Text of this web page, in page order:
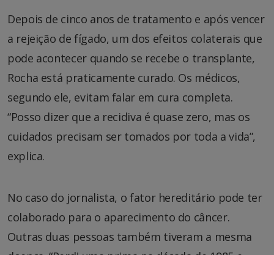
Depois de cinco anos de tratamento e após vencer
a rejeição de fígado, um dos efeitos colaterais que
pode acontecer quando se recebe o transplante,
Rocha está praticamente curado. Os médicos,
segundo ele, evitam falar em cura completa.
“Posso dizer que a recidiva é quase zero, mas os
cuidados precisam ser tomados por toda a vida”,
explica.
No caso do jornalista, o fator hereditário pode ter
colaborado para o aparecimento do câncer.
Outras duas pessoas também tiveram a mesma